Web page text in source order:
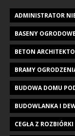
ADMINISTRATOR
BASENY
BETON
BRAMY
BUDOWA DOMU
BUDOWLANKA I
CEGŁA Z ROZBIÓRKI